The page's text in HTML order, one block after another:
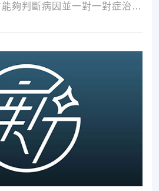
夠判斷病因並一對一對症治
讓您徹底擺脫不適。